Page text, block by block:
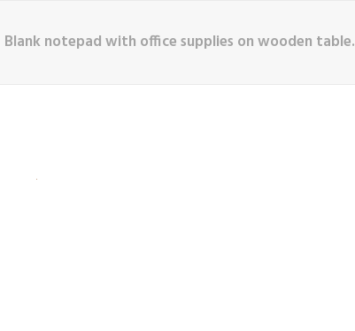
Blank notepad with office supplies on wooden table.